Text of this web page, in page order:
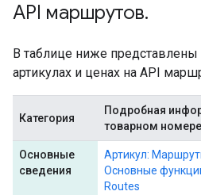
API маршрутов.
В таблице ниже
артикулах и ценах на API
Категория
Подробная
товарном номере
Основные
сведения
Артикул:
Основные
Routes